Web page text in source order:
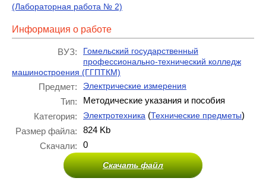
(Лабораторная работа № 2)
Информация о работе
ВУЗ:
Гомельский государственный
профессионально-технический колледж
машиностроения (ГГПТКМ)
Предмет: Электрические измерения
Тип:
Методические указания и пособия
Категория:
Электротехника (Технические предметы)
Размер файла:
824 Kb
Скачали:
0
Скачать файл